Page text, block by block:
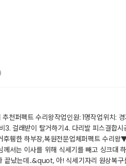
천퍼펙트 수리왕작업인원: 1명작업위치:
3. 걸래받이 탈거하기4. 다리발 피스결합
휑한 하부장,복원전문업체퍼펙트 수리
서는 이사를 위해 식세기를 빼고 싱크
끝났는데..&quot, 아! 식세기자리 원상복